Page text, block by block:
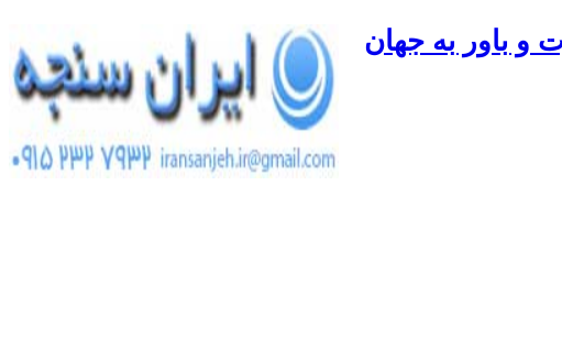
و باور به جهان